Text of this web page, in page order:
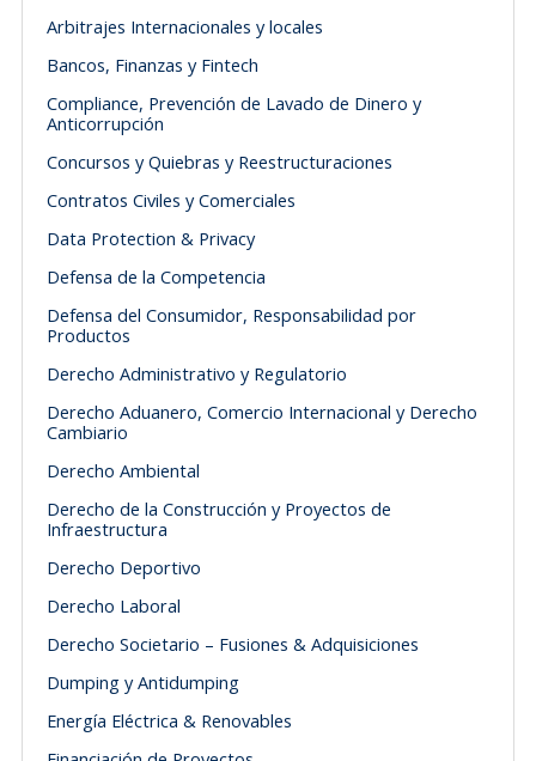
Arbitrajes Internacionales y locales
Bancos, Finanzas y Fintech
Compliance, Prevención de Lavado de Dinero y
Anticorrupción
Concursos y Quiebras y Reestructuraciones
Contratos Civiles y Comerciales
Data Protection & Privacy
Defensa de la Competencia
Defensa del Consumidor, Responsabilidad por
Productos
Derecho Administrativo y Regulatorio
Derecho Aduanero, Comercio Internacional y Derecho
Cambiario
Derecho Ambiental
Derecho de la Construcción y Proyectos de
Infraestructura
Derecho Deportivo
Derecho Laboral
Derecho Societario – Fusiones & Adquisiciones
Dumping y Antidumping
Energía Eléctrica & Renovables